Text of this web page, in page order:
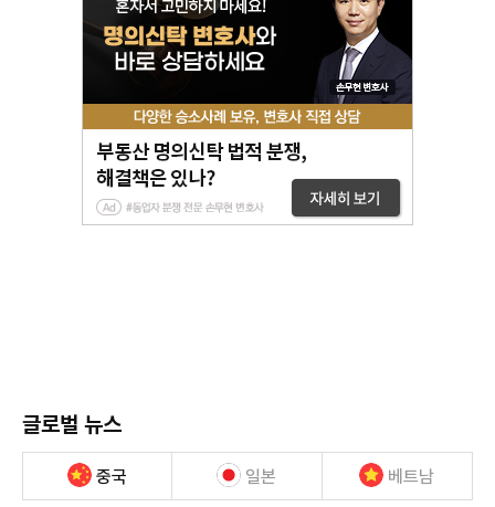
글로벌 뉴스
중국 일본 베트남